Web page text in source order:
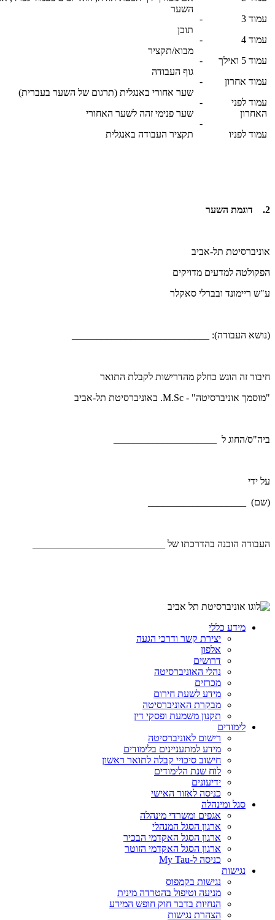
עמוד 3
עמוד 4
עמוד 5 ואילך
עמוד אחרון
עמוד לפני
האחרון
עמוד לפניו
-
-
-
-
-
-
השער
תוכן
מבוא/תקציר
גוף העבודה
שער אחורי באנגלית (תרגום של השער בעברית)
שער פנימי זהה לשער האחורי
תקציר העבודה באנגלית
2. דוגמת השער
אוניברסיטת תל-אביב
הפקולטה למדעים מדויקים
ע"ש ריימונד ובברלי סאקלר
(נושא העבודה): ____________________________
חיבור זה הוגש כחלק מהדרישות לקבלת התואר
"מוסמך אוניברסיטה" - M.Sc. באוניברסיטת תל-אביב
ביה"ס/החוג ל _____________________
על ידי
(שם) ____________________
העבודה הוכנה בהדרכתו של ___________________________
מידע כללי
יצירת קשר ודרכי הגעה
אלפון
דרושים
נהלי האוניברסיטה
מכרזים
מידע לשעת חירום
מבקרת האוניברסיטה
תקנון משמעת ופסקי דין
לימודים
רישום לאוניברסיטה
מידע למתעניינים בלימודים
חישוב סיכויי קבלה לתואר ראשון
לוח שנת הלימודים
ידיעונים
כניסה לאזור האישי
סגל ומינהלה
אגפים ומשרדי מינהלה
ארגון הסגל המנהלי
ארגון הסגל האקדמי הבכיר
ארגון הסגל האקדמי הזוטר
כניסה ל-My Tau
נגישות
נגישות בקמפוס
מניעה וטיפול בהטרדה מינית
הנחיות בדבר חוק חופש המידע
הצהרת נגישות